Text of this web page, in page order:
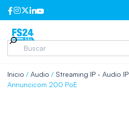
Inicio / Audio / Streaming IP - Audio IP
Annuncicom 200 PoE